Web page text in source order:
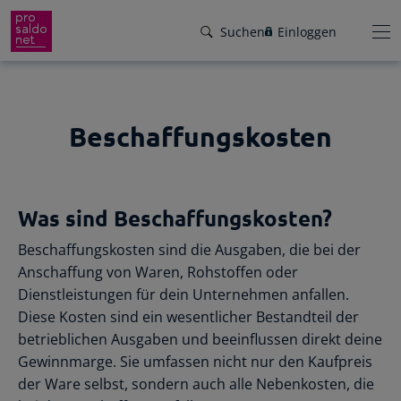
Funktionen
Von Buchungsbeispielen über HowTo-
Videos bis zu persönlichem Support per E-
Mail, Telefon oder Live-Chat.
Unser Hilfeangebot
Rechnungen schreiben
Rechnungen im Handumdrehen
Branchen
Service
Gründer-Paket
Rückenwind für den Weg in die
Selbstständigkeit: ProSaldo.net für
Für Steuerberater
Effiziente Zusammenarbeit
Facebook
Instagram
LinkedIn
YouTube
Suchen Einloggen
Beschaffungskosten
Was sind Beschaffungskosten?
Beschaffungskosten sind die Ausgaben, die bei der
Anschaffung von Waren, Rohstoffen oder
Dienstleistungen für dein Unternehmen anfallen.
Diese Kosten sind ein wesentlicher Bestandteil der
betrieblichen Ausgaben und beeinflussen direkt deine
Gewinnmarge. Sie umfassen nicht nur den Kaufpreis
der Ware selbst, sondern auch alle Nebenkosten, die